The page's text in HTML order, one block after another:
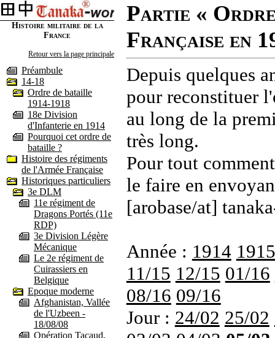
Histoire militaire de la
France
Retour vers la page principale
Préambule
14-18
Ordre de bataille
1914-1918
18e Division
d'Infanterie en 1914
Pourquoi cet ordre de
bataille ?
Histoire des régiments
de l'Armée Française
Historiques particuliers
3e DLM
11e régiment de
Dragons Portés (11e
RDP)
3e Division Légère
Mécanique
Le 2e régiment de
Cuirassiers en
Belgique
Epoque moderne
Afghanistan, Vallée
de l'Uzbeen -
18/08/08
Opération Tacaud,
Partie «
Française en
Depuis quelques
pour reconstituer
au long de la
très long.
Pour tout
le faire en
[arobase/at]
Année : 1914 1915
11/15 12/15 01/16
08/16 09/16
Jour : 24/02 25/02